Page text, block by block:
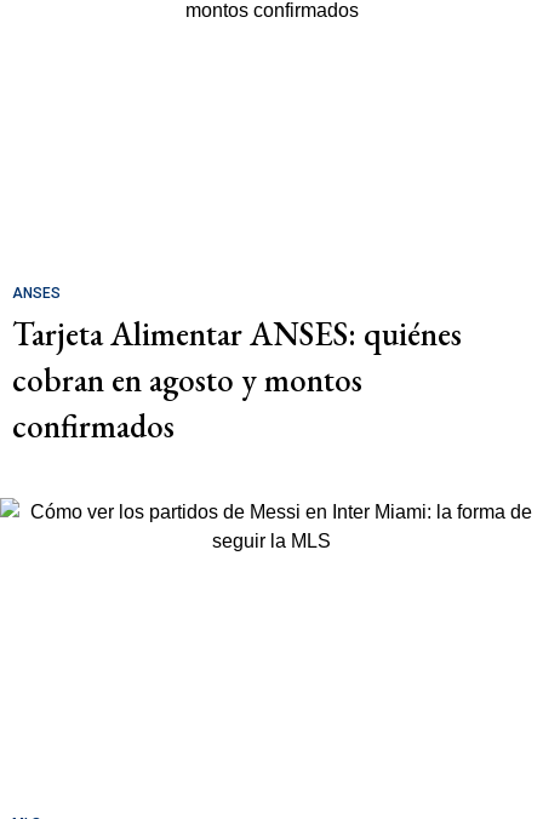
ANSES
Tarjeta Alimentar ANSES: quiénes
cobran en agosto y montos
confirmados